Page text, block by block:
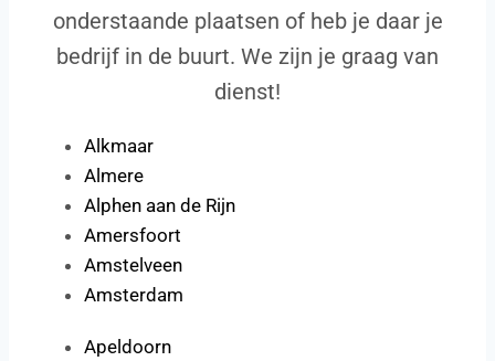
onderstaande plaatsen of heb je daar je
bedrijf in de buurt. We zijn je graag van
dienst!
Alkmaar
Almere
Alphen aan de Rijn
Amersfoort
Amstelveen
Amsterdam
Apeldoorn